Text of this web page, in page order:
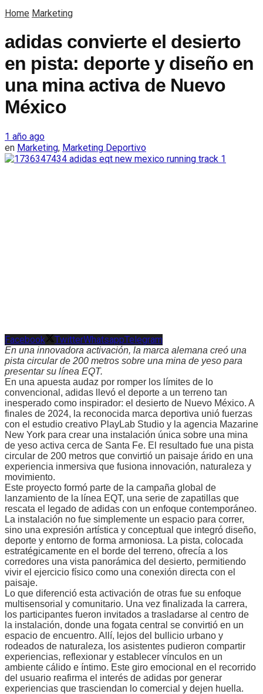
Home Marketing
adidas convierte el desierto
en pista: deporte y diseño en
una mina activa de Nuevo
México
1 año ago
en Marketing, Marketing Deportivo
Facebook TwitterWhatsappTelegram
En una innovadora activación, la marca alemana creó una
pista circular de 200 metros sobre una mina de yeso para
presentar su línea EQT.
En una apuesta audaz por romper los límites de lo
convencional, adidas llevó el deporte a un terreno tan
inesperado como inspirador: el desierto de Nuevo México. A
finales de 2024, la reconocida marca deportiva unió fuerzas
con el estudio creativo PlayLab Studio y la agencia Mazarine
New York para crear una instalación única sobre una mina
de yeso activa cerca de Santa Fe. El resultado fue una pista
circular de 200 metros que convirtió un paisaje árido en una
experiencia inmersiva que fusiona innovación, naturaleza y
movimiento.
Este proyecto formó parte de la campaña global de
lanzamiento de la línea EQT, una serie de zapatillas que
rescata el legado de adidas con un enfoque contemporáneo.
La instalación no fue simplemente un espacio para correr,
sino una expresión artística y conceptual que integró diseño,
deporte y entorno de forma armoniosa. La pista, colocada
estratégicamente en el borde del terreno, ofrecía a los
corredores una vista panorámica del desierto, permitiendo
vivir el ejercicio físico como una conexión directa con el
paisaje.
Lo que diferenció esta activación de otras fue su enfoque
multisensorial y comunitario. Una vez finalizada la carrera,
los participantes fueron invitados a trasladarse al centro de
la instalación, donde una fogata central se convirtió en un
espacio de encuentro. Allí, lejos del bullicio urbano y
rodeados de naturaleza, los asistentes pudieron compartir
experiencias, reflexionar y establecer vínculos en un
ambiente cálido e íntimo. Este giro emocional en el recorrido
del usuario reafirma el interés de adidas por generar
experiencias que trasciendan lo comercial y dejen huella.